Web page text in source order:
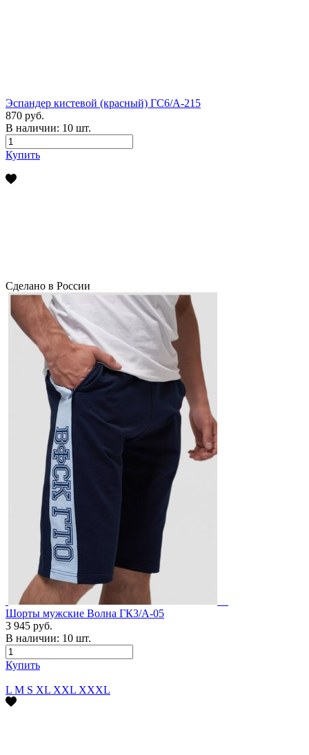
Эспандер кистевой (красный) ГС6/А-215
870 руб.
В наличии: 10 шт.
Купить
Сделано в России
Шорты мужские Волна ГК3/А-05
3 945 руб.
В наличии: 10 шт.
Купить
L M S XL XXL XXXL